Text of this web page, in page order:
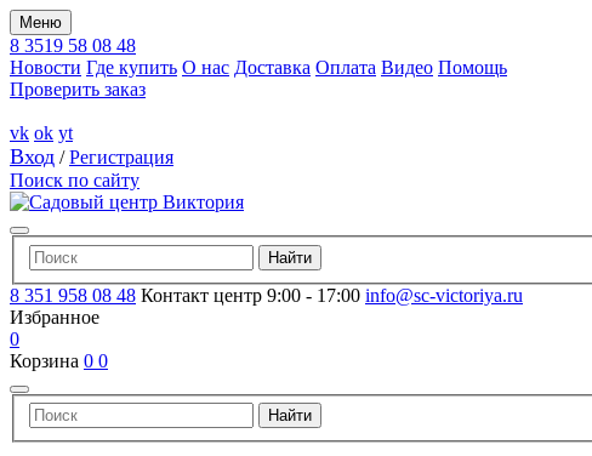
Меню
8 3519 58 08 48
Новости Где купить О нас Доставка Оплата Видео Помощь
Проверить заказ
vk ok yt
Вход /Регистрация
Поиск по сайту
8 351 958 08 48 Контакт центр 9:00 - 17:00 info@sc-victoriya.ru
Избранное
0
Корзина 0 0